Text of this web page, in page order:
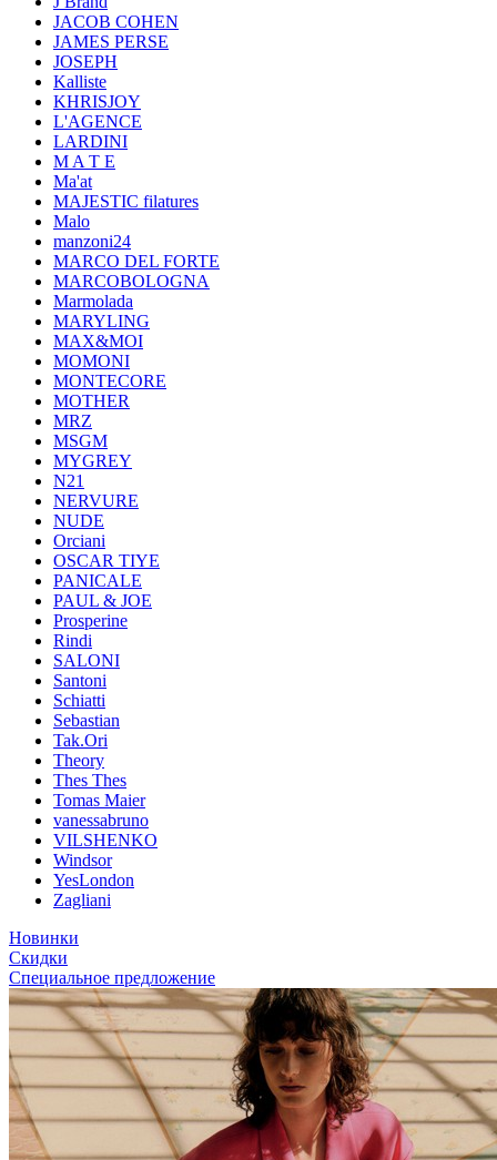
JACOB COHEN
JAMES PERSE
JOSEPH
Kalliste
KHRISJOY
L'AGENCE
LARDINI
M A T E
Ma'at
MAJESTIC filatures
Malo
manzoni24
MARCO DEL FORTE
MARCOBOLOGNA
Marmolada
MARYLING
MAX&MOI
MOMONI
MONTECORE
MOTHER
MRZ
MSGM
MYGREY
N21
NERVURE
NUDE
Orciani
OSCAR TIYE
PANICALE
PAUL & JOE
Prosperine
Rindi
SALONI
Santoni
Schiatti
Sebastian
Tak.Ori
Theory
Thes Thes
Tomas Maier
vanessabruno
VILSHENKO
Windsor
YesLondon
Zagliani
Новинки
Скидки
Специальное предложение